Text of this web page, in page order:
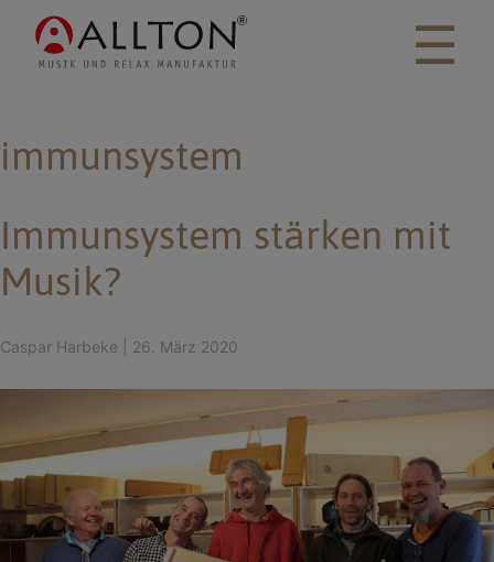
☰
immunsystem
Immunsystem stärken mit
Musik?
Caspar Harbeke 26. März 2020